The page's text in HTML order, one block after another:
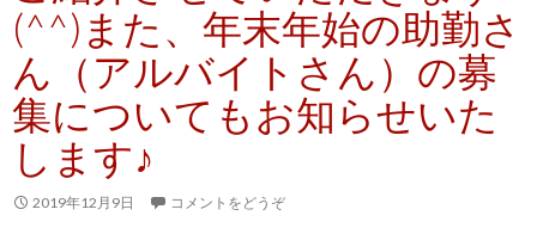
(^^)また、年末年始の助勤さ
ん（アルバイトさん）の募
集についてもお知らせいた
します♪
2019年12月9日 コメントをどうぞ